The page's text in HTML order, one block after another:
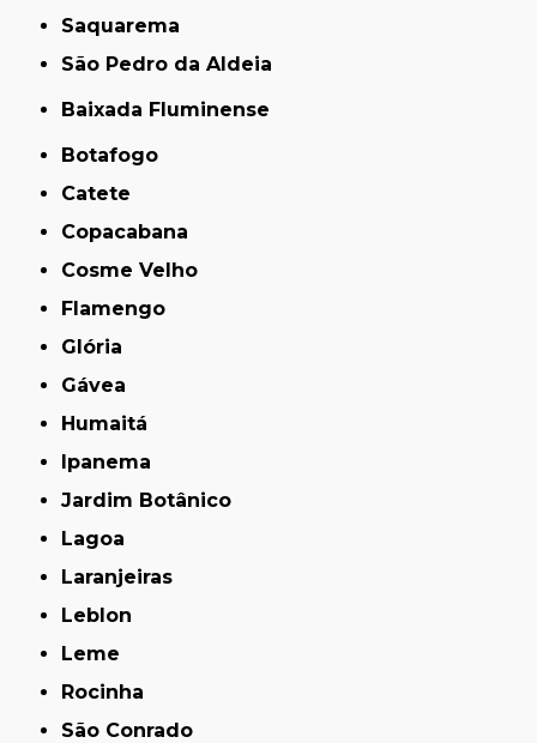
Saquarema
São Pedro da Aldeia
Baixada Fluminense
Botafogo
Catete
Copacabana
Cosme Velho
Flamengo
Glória
Gávea
Humaitá
Ipanema
Jardim Botânico
Lagoa
Laranjeiras
Leblon
Leme
Rocinha
São Conrado